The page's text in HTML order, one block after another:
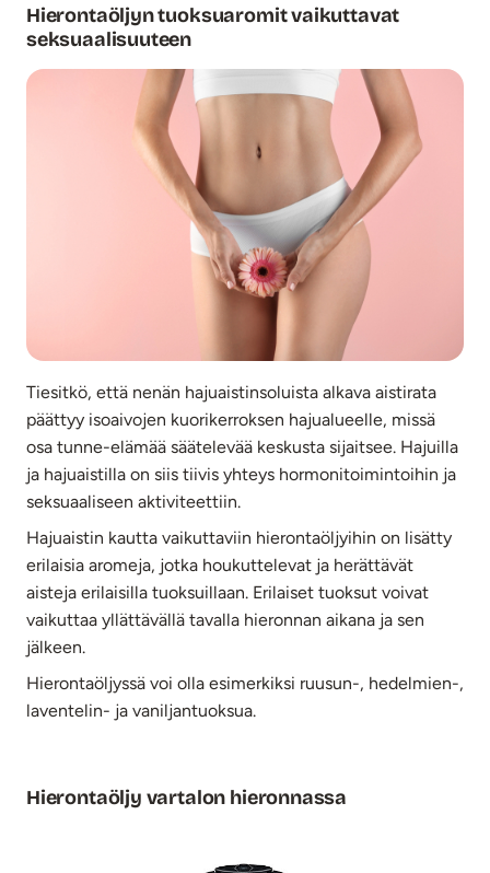
Hierontaöljyn tuoksuaromit vaikuttavat
seksuaalisuuteen
Tiesitkö, että nenän hajuaistinsoluista alkava aistirata
päättyy isoaivojen kuorikerroksen hajualueelle, missä
osa tunne-elämää säätelevää keskusta sijaitsee. Hajuilla
ja hajuaistilla on siis tiivis yhteys hormonitoimintoihin ja
seksuaaliseen aktiviteettiin.
Hajuaistin kautta vaikuttaviin hierontaöljyihin on lisätty
erilaisia aromeja, jotka houkuttelevat ja herättävät
aisteja erilaisilla tuoksuillaan. Erilaiset tuoksut voivat
vaikuttaa yllättävällä tavalla hieronnan aikana ja sen
jälkeen.
Hierontaöljyssä voi olla esimerkiksi ruusun-, hedelmien-,
laventelin- ja vaniljantuoksua.
Hierontaöljy vartalon hieronnassa